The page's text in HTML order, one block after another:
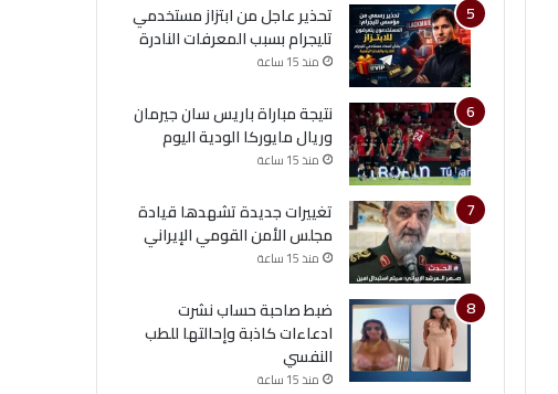
تحذير عاجل من ابتزاز مستخدمي
تليجرام بسبب المعرفات النادرة
منذ 15 ساعة
نتيجة مباراة باريس سان جيرمان
وريال مايوركا الودية اليوم
منذ 15 ساعة
تغييرات جديدة تشهدها قيادة
مجلس الأمن القومي الإيراني
منذ 15 ساعة
ضبط صاحبة حساب نشرت
ادعاءات كاذبة وإحالتها للطب
النفسي
منذ 15 ساعة